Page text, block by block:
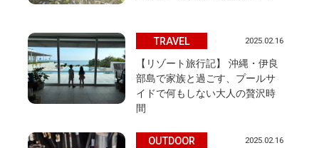
TRAVEL 2025.02.16
【リゾート旅行記】 沖縄・伊良
部島で家族と過ごす、プールサ
イドで何もしない大人の贅沢時
間
OUTDOOR 2025.02.16